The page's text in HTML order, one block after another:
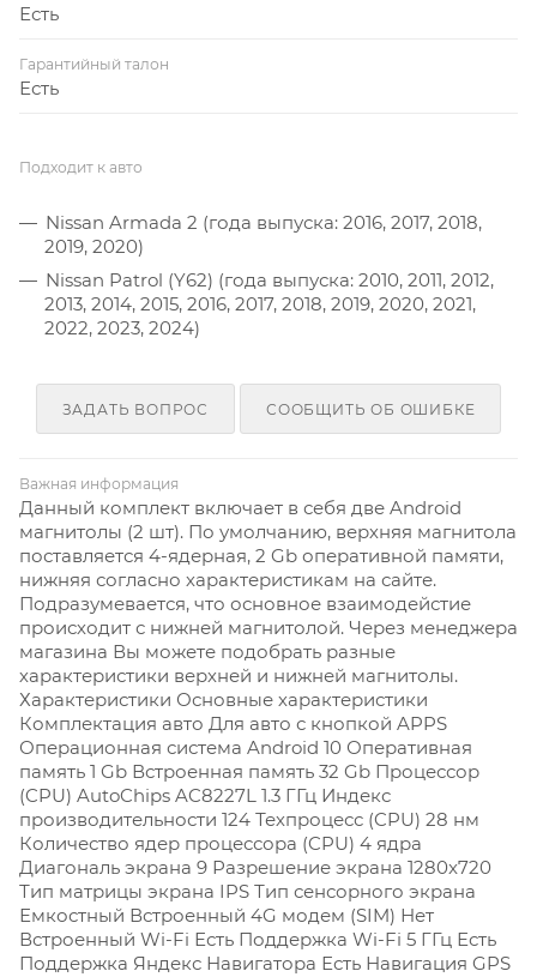
Есть
Гарантийный талон
Есть
Подходит к авто
Nissan Armada 2 (года выпуска: 2016, 2017, 2018,
2019, 2020)
Nissan Patrol (Y62) (года выпуска: 2010, 2011, 2012,
2013, 2014, 2015, 2016, 2017, 2018, 2019, 2020, 2021,
2022, 2023, 2024)
ЗАДАТЬ ВОПРОС СООБЩИТЬ ОБ ОШИБКЕ
Важная информация
Данный комплект включает в себя две Android
магнитолы (2 шт). По умолчанию, верхняя магнитола
поставляется 4-ядерная, 2 Gb оперативной памяти,
нижняя согласно характеристикам на сайте.
Подразумевается, что основное взаимодейстие
происходит с нижней магнитолой. Через менеджера
магазина Вы можете подобрать разные
характеристики верхней и нижней магнитолы.
Характеристики Основные характеристики
Комплектация авто Для авто с кнопкой APPS
Операционная система Android 10 Оперативная
память 1 Gb Встроенная память 32 Gb Процессор
(CPU) AutoChips AC8227L 1.3 ГГц Индекс
производительности 124 Техпроцесс (CPU) 28 нм
Количество ядер процессора (CPU) 4 ядра
Диагональ экрана 9 Разрешение экрана 1280x720
Тип матрицы экрана IPS Тип сенсорного экрана
Емкостный Встроенный 4G модем (SIM) Нет
Встроенный Wi-Fi Есть Поддержка Wi-Fi 5 ГГц Есть
Поддержка Яндекс Навигатора Есть Навигация GPS